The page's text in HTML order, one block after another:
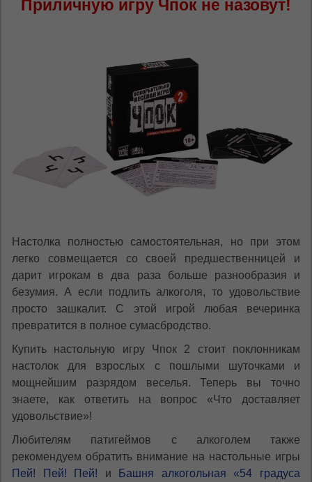
Приличную игру Чпок не назовут!
Настолка полностью самостоятельная, но при этом
легко совмещается со своей предшественницей и
дарит игрокам в два раза больше разнообразия и
безумия. А если подлить алкоголя, то удовольствие
просто зашкалит. С этой игрой любая вечеринка
превратится в полное сумасбродство.
Купить настольную игру Чпок 2 стоит поклонникам
настолок для взрослых с пошлыми шуточками и
мощнейшим разрядом веселья. Теперь вы точно
знаете, как ответить на вопрос «Что доставляет
удовольствие»!
Любителям патигеймов с алкоголем также
рекомендуем обратить внимание на настольные игры
Пей! Пей! Пей! и
Башня алкогольная «54 градуса